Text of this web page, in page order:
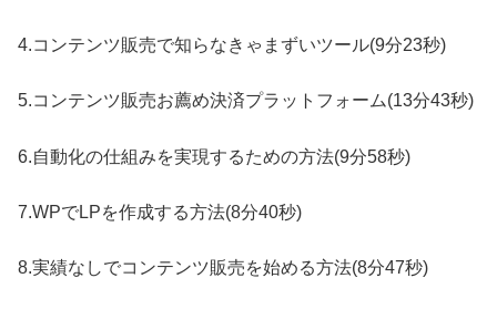
4.コンテンツ販売で知らなきゃまずいツール(9分23秒)
5.コンテンツ販売お薦め決済プラットフォーム(13分43秒)
6.自動化の仕組みを実現するための方法(9分58秒)
7.WPでLPを作成する方法(8分40秒)
8.実績なしでコンテンツ販売を始める方法(8分47秒)